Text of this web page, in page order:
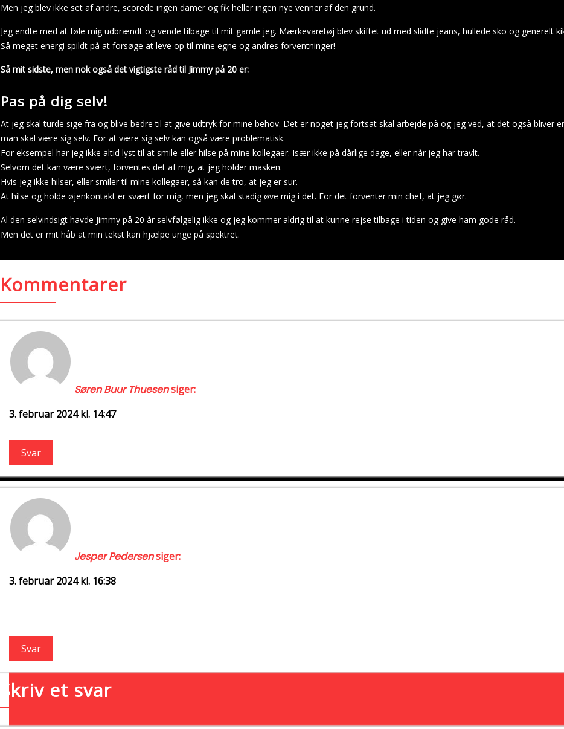
Men jeg blev ikke set af andre, scorede ingen damer og fik heller ingen nye venner af den grund.
Jeg endte med at føle mig udbrændt og vende tilbage til mit gamle jeg. Mærkevaretøj blev skiftet ud med slidte jeans, hullede sko og generelt
Så meget energi spildt på at forsøge at leve op til mine egne og andres forventninger!
Så mit sidste, men nok også det vigtigste råd til Jimmy på 20 er:
Pas på dig selv!
At jeg skal turde sige fra og blive bedre til at give udtryk for mine behov. Det er noget jeg fortsat skal arbejde på og jeg ved, at det også
man skal være sig selv. For at være sig selv kan også være problematisk.
For eksempel har jeg ikke altid lyst til at smile eller hilse på mine kollegaer. Især ikke på dårlige dage, eller når jeg har travlt.
Selvom det kan være svært, forventes det af mig, at jeg holder masken.
Hvis jeg ikke hilser, eller smiler til mine kollegaer, så kan de tro, at jeg er sur.
At hilse og holde øjenkontakt er svært for mig, men jeg skal stadig øve mig i det. For det forventer min chef, at jeg gør.
Al den selvindsigt havde Jimmy på 20 år selvfølgelig ikke og jeg kommer aldrig til at kunne rejse tilbage i tiden og give ham gode råd.
Men det er mit håb at min tekst kan hjælpe unge på spektret.
Kommentarer
Søren Buur Thuesensiger:
3. februar 2024 kl. 14:47
Svar
Jesper Pedersensiger:
3. februar 2024 kl. 16:38
Svar
Skriv et svar